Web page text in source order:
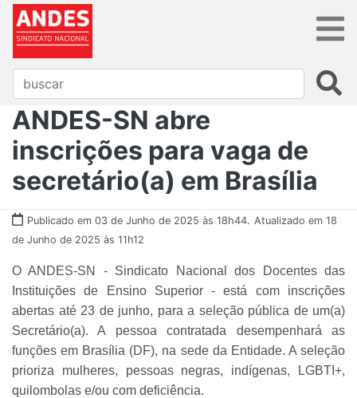
ANDES-SN abre
inscrições para vaga de
secretário(a) em Brasília
Publicado em 03 de Junho de 2025 às 18h44. Atualizado em 18
de Junho de 2025 às 11h12
O ANDES-SN - Sindicato Nacional dos Docentes das
Instituições de Ensino Superior - está com inscrições
abertas até 23 de junho, para a seleção pública de um(a)
Secretário(a). A pessoa contratada desempenhará as
funções em Brasília (DF), na sede da Entidade. A seleção
prioriza mulheres, pessoas negras, indígenas, LGBTI+,
quilombolas e/ou com deficiência.